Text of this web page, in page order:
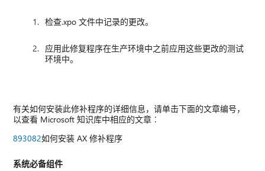
检查.xpo 文件中记录的更改。
应用此修复程序在生产环境中之前应用这些更改的测试
环境中。
有关如何安装此修补程序的详细信息，请单击下面的文章编号，
以查看 Microsoft 知识库中相应的文章︰
893082如何安装 AX 修补程序
系统必备组件